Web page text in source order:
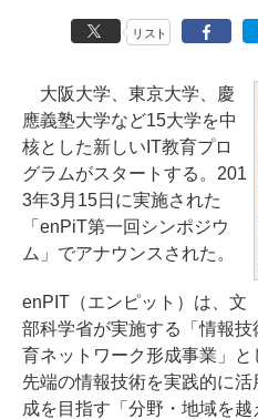
リスト
大阪大学、東京大学、慶
應義塾大学など15大学を中
核とした新しいIT教育プロ
グラムがスタートする。201
3年3月15日に実施された
「enPiT第一回シンポジウ
ム」でアナウンスされた。
enPIT（エンピット）は、文
部科学省が実施する「情報
育ネットワーク形成事業」
先端の情報技術を実践的に
成を目指す「分野・地域を